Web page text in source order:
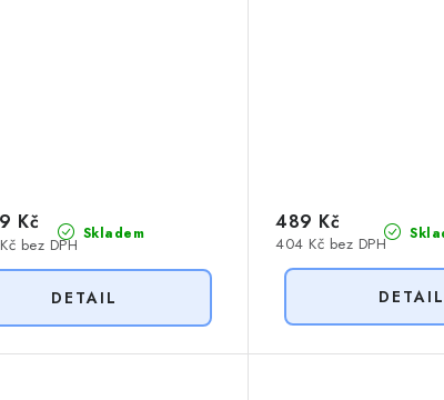
Skladem
bez DPH
Kč
404 Kč bez DPH
489 Kč